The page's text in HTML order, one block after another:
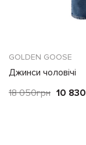
GOLDEN GOOSE
Джинси чоловічі
18 050грн 10 830